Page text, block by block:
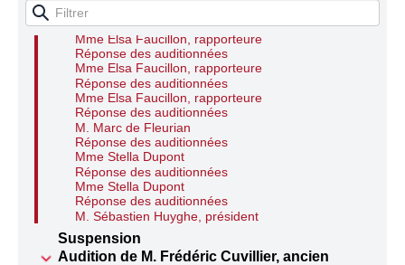
Mme Marie Fillatre, Refugee Women’s Centre
Mme Louise Borel, Refugee Women’s Centre
Mme Elsa Faucillon, rapporteure
Réponse des auditionnées
Mme Elsa Faucillon, rapporteure
Réponse des auditionnées
Mme Elsa Faucillon, rapporteure
Réponse des auditionnées
M. Marc de Fleurian
Réponse des auditionnées
Mme Stella Dupont
Réponse des auditionnées
Mme Stella Dupont
Réponse des auditionnées
M. Sébastien Huyghe, président
Suspension
Audition de M. Frédéric Cuvillier, ancien